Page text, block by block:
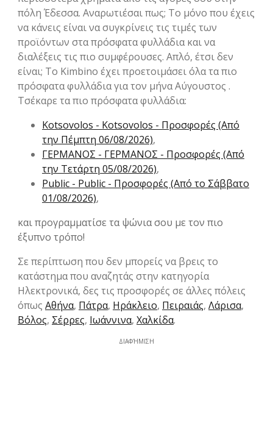
πόλη Έδεσσα. Αναρωτιέσαι πως; Το μόνο που έχεις
να κάνεις είναι να συγκρίνεις τις τιμές των
προϊόντων στα πρόσφατα φυλλάδια και να
διαλέξεις τις πιο συμφέρουσες. Απλό, έτσι δεν
είναι; Το Kimbino έχει προετοιμάσει όλα τα πιο
πρόσφατα φυλλάδια για τον μήνα Αύγουστος .
Τσέκαρε τα πιο πρόσφατα φυλλάδια:
Kotsovolos - Kotsovolos - Προσφορές (Από
την Πέμπτη 06/08/2026),
ΓΕΡΜΑΝΟΣ - ΓΕΡΜΑΝΟΣ - Προσφορές (Από
την Τετάρτη 05/08/2026),
Public - Public - Προσφορές (Από το Σάββατο
01/08/2026),
και προγραμματίσε τα ψώνια σου με τον πιο
έξυπνο τρόπο!
Σε περίπτωση που δεν μπορείς να βρεις το
κατάστημα που αναζητάς στην κατηγορία
Hλεκτρονικά, δες τις προσφορές σε άλλες πόλεις
όπως Αθήνα, Πάτρα, Ηράκλειο, Πειραιάς, Λάρισα,
Βόλος, Σέρρες, Ιωάννινα, Χαλκίδα.
ΔΙΑΦΉΜΙΣΗ